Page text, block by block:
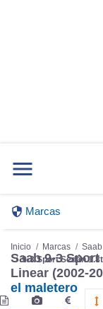
Marcas
Inicio Marcas Saab
9-3 Sport Sedán
Saab 9-3
Linear (2002-
el maletero